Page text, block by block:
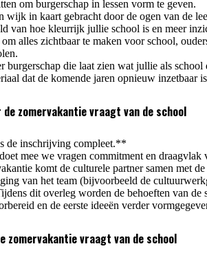
om burgerschap in lessen vorm te geven.
wijk in kaart gebracht door de ogen van de
van hoe kleurrijk jullie school is en meer
alles zichtbaar te maken voor school,
burgerschap die laat zien wat jullie als school
dat de komende jaren opnieuw inzetbaar
zomervakantie vraagt van de school
de inschrijving compleet.**
mee we vragen commitment en draagvlak
komt de culturele partner samen met
van het team (bijvoorbeeld de
dit overleg worden de behoeften van de
en de eerste ideeën verder
zomervakantie vraagt van de school